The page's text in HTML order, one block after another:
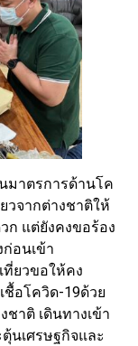
มาตรการด้านโค
วจากต่างชาติให้
ก แต่ยังคงขอร้อง
อนเข้า
ที่ยวขอให้คง
อโควิด-19ด้วย
าติ เดินทางเข้า
นเศรษฐกิจและ